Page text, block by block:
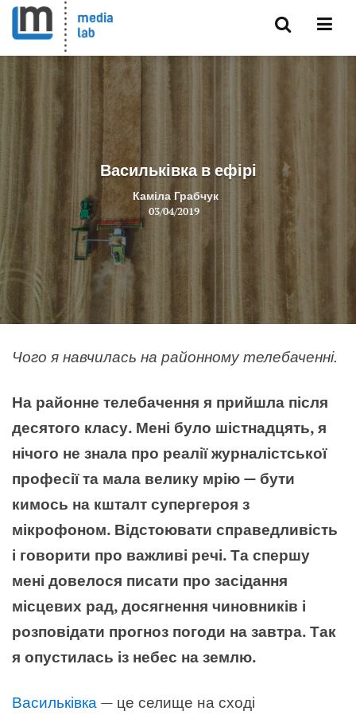
Васильківка в ефірі
Каміла Грабчук
03/04/2019
Чого я навчилась на районному телебаченні.
На районне телебачення я прийшла після
десятого класу. Мені було шістнадцять, я
нічого не знала про реалії журналістської
професії та мала велику мрію — бути
кимось на кшталт супергероя з
мікрофоном. Відстоювати справедливість
і говорити про важливі речі. Та спершу
мені довелося писати про засідання
місцевих рад, досягнення чиновників і
розповідати прогноз погоди на завтра. Так
я опустилась із небес на землю.
Васильківка — це селище на сході